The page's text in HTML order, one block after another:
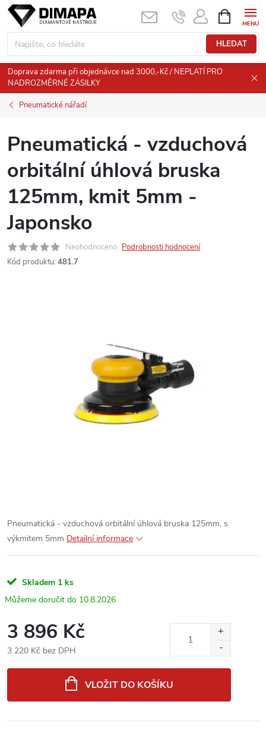
Přejít
obsah
HLEDAT
NÁKUPNÍ
KOŠÍK
Doprava zdarma při objednávce nad 3000,-Kč / NEPLATÍ PRO
NADROZMĚRNÉ ZÁSILKY
Pneumatické nářadí
Pneumatická - vzduchová
orbitální úhlová bruska
125mm, kmit 5mm -
Japonsko
Neohodnoceno Podrobnosti hodnocení
Kód produktu: 481.7
Pneumatická - vzduchová orbitální úhlová bruska 125mm, s
výkmitem 5mm Detailní informace
Skladem 1 ks
10.8.2026
3 896 Kč
3 220 Kč bez DPH
VLOŽIT DO KOŠÍKU